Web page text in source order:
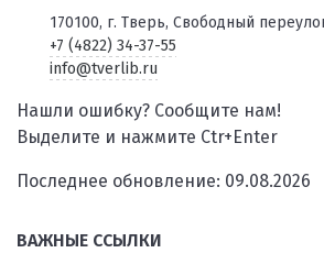
170100, г. Тверь, Свободный
+7 (4822) 34-37-55
info@tverlib.ru
Нашли ошибку? Сообщите нам!
Выделите и нажмите Ctr+Enter
Последнее обновление: 09.08.2026
ВАЖНЫЕ ССЫЛКИ